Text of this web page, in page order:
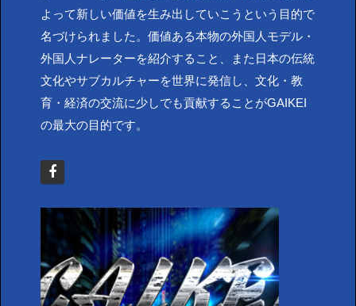
よって新しい価値を生み出していこうという目的で
名づけられました。価値ある本物の外国人モデル・
外国人ナレーターを紹介すること、また日本の伝統
文化やサブカルチャーを世界に発信し、文化・教
育・経済の交流に少しでも貢献することがGAIKEI
の最大の目的です。